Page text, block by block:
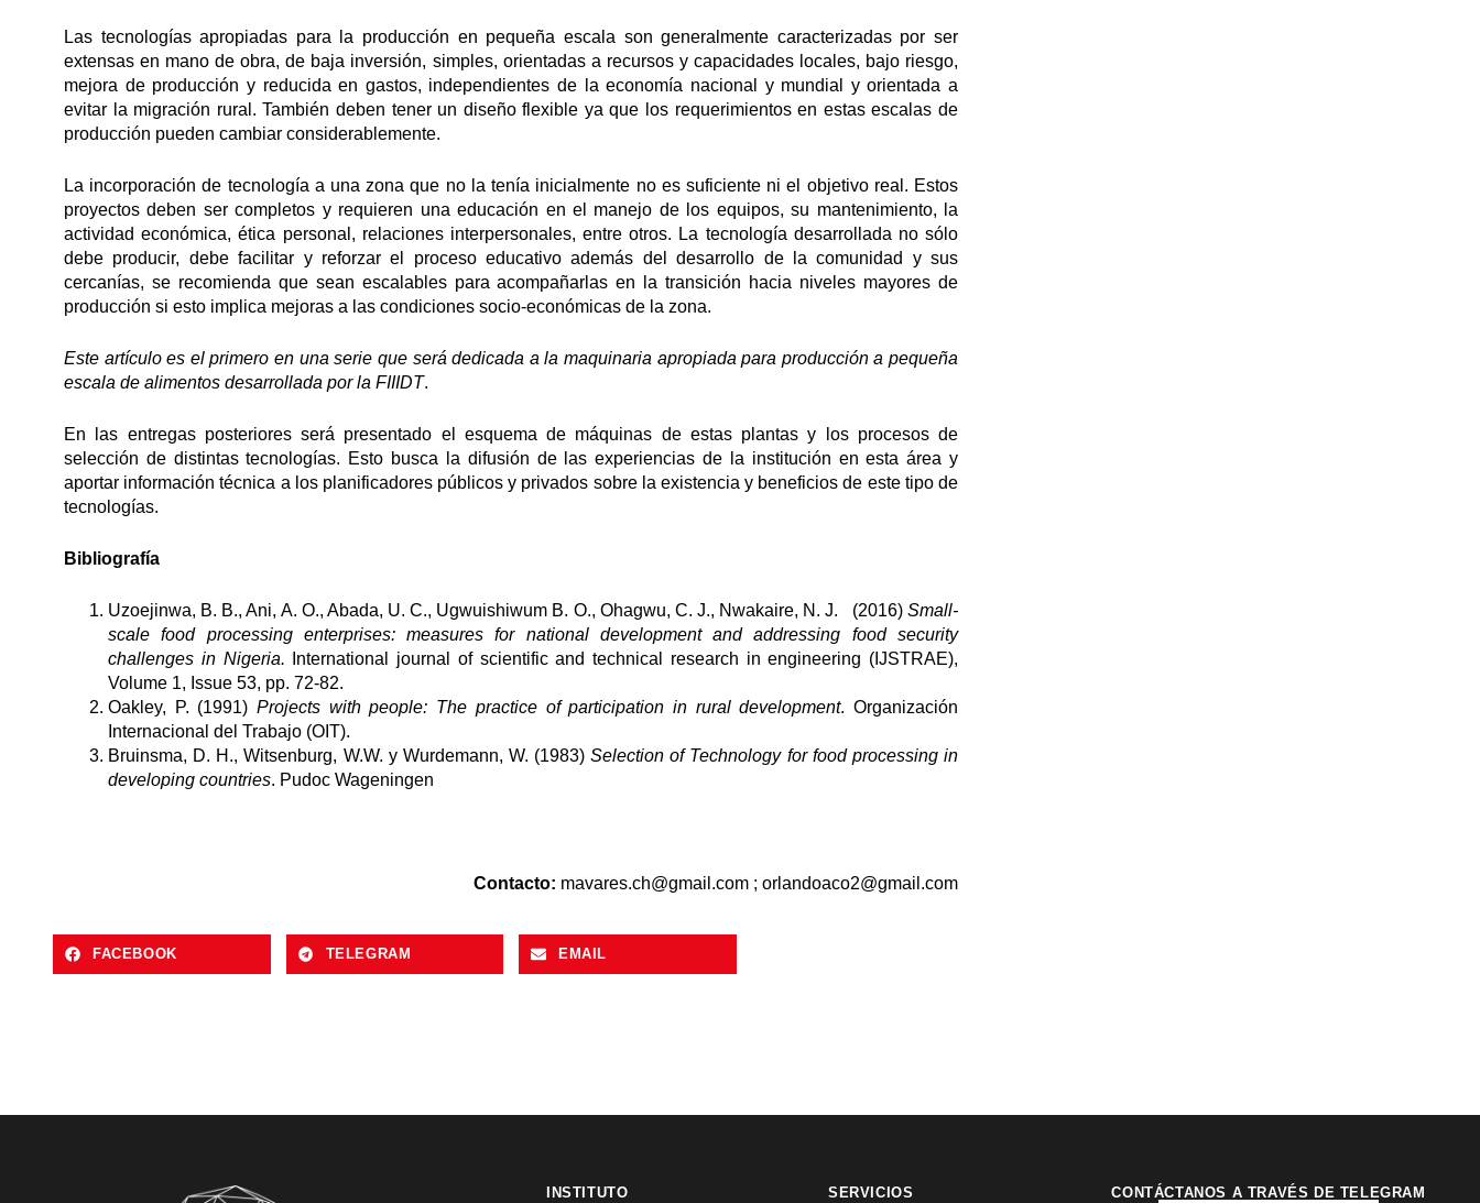
Las tecnologías apropiadas para la producción en pequeña escala son generalmente caracterizadas por ser
extensas en mano de obra, de baja inversión, simples, orientadas a recursos y capacidades locales, bajo riesgo,
mejora de producción y reducida en gastos, independientes de la economía nacional y mundial y orientada a
evitar la migración rural. También deben tener un diseño flexible ya que los requerimientos en estas escalas de
producción pueden cambiar considerablemente.
La incorporación de tecnología a una zona que no la tenía inicialmente no es suficiente ni el objetivo real. Estos
proyectos deben ser completos y requieren una educación en el manejo de los equipos, su mantenimiento, la
actividad económica, ética personal, relaciones interpersonales, entre otros. La tecnología desarrollada no sólo
debe producir, debe facilitar y reforzar el proceso educativo además del desarrollo de la comunidad y sus
cercanías, se recomienda que sean escalables para acompañarlas en la transición hacia niveles mayores de
producción si esto implica mejoras a las condiciones socio-económicas de la zona.
Este artículo es el primero en una serie que será dedicada a la maquinaria apropiada para producción a pequeña
escala de alimentos desarrollada por la FIIIDT.
En las entregas posteriores será presentado el esquema de máquinas de estas plantas y los procesos de
selección de distintas tecnologías. Esto busca la difusión de las experiencias de la institución en esta área y
aportar información técnica a los planificadores públicos y privados sobre la existencia y beneficios de este tipo de
tecnologías.
Bibliografía
Uzoejinwa, B. B., Ani, A. O., Abada, U. C., Ugwuishiwum B. O., Ohagwu, C. J., Nwakaire, N. J. (2016) Small-
scale food processing enterprises: measures for national development and addressing food security
challenges in Nigeria.
International journal of scientific and technical research in engineering (IJSTRAE),
Volume 1, Issue 53, pp. 72-82.
Oakley, P. (1991)Projects with people: The practice of participation in rural development. Organización
Internacional del Trabajo (OIT).
Bruinsma, D. H., Witsenburg, W.W. y Wurdemann, W. (1983)Selection of Technology for food processing in
developing countries. Pudoc Wageningen
Contacto: mavares.ch@gmail.com ; orlandoaco2@gmail.com
FACEBOOK TELEGRAM EMAIL
INSTITUTO SERVICIOS CONTÁCTANOS A TRAVÉS DE TELEGRAM